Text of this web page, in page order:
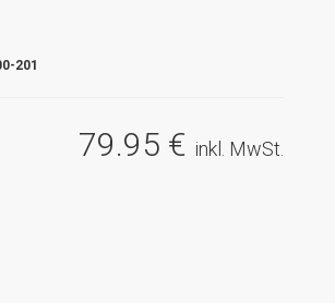
201
79.95 € inkl. MwSt.